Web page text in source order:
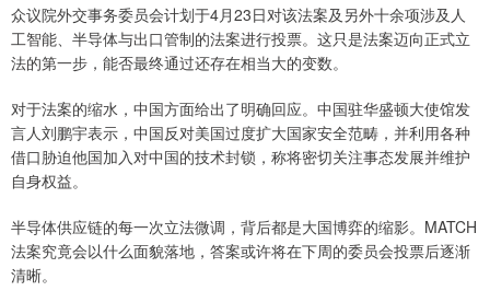
众议院外交事务委员会计划于4月23日对该法案及另外十余项涉及人
工智能、半导体与出口管制的法案进行投票。这只是法案迈向正式立
法的第一步，能否最终通过还存在相当大的变数。
对于法案的缩水，中国方面给出了明确回应。中国驻华盛顿大使馆发
言人刘鹏宇表示，中国反对美国过度扩大国家安全范畴，并利用各种
借口胁迫他国加入对中国的技术封锁，称将密切关注事态发展并维护
自身权益。
半导体供应链的每一次立法微调，背后都是大国博弈的缩影。MATCH
法案究竟会以什么面貌落地，答案或许将在下周的委员会投票后逐渐
清晰。